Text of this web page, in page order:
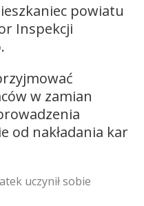
powiatu
Inspekcji
w zamian
od nakładania kar
uczynił sobie